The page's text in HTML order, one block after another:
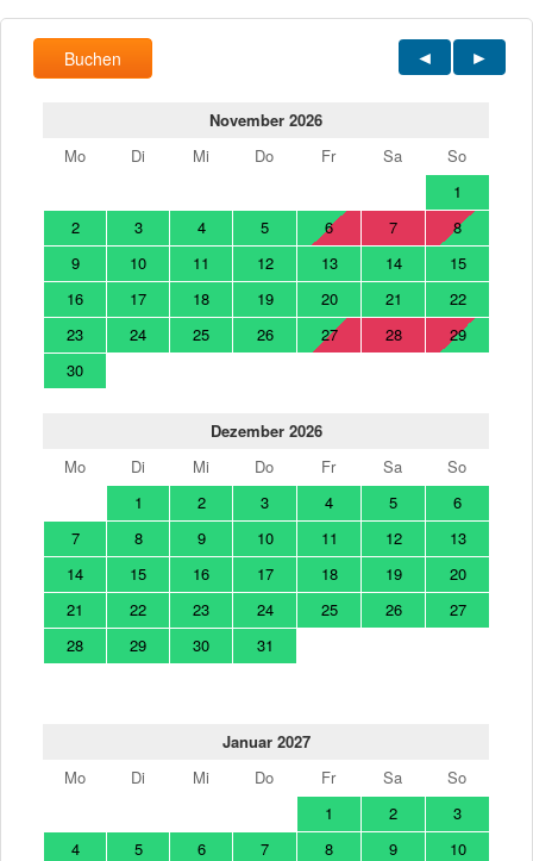
Buchen
November 2026
Mo
Di Mi Do Fr Sa
So
1
2
3 4 5 6 7
8
9
10 11 12 13 14
15
16
17 18 19 20 21
22
23
24 25 26 27 28
29
30
Dezember 2026
Mo
Di Mi Do Fr Sa
So
1
2 3 4 5
6
7
8 9 10 11 12
13
14
15 16 17 18 19
20
21
22 23 24 25 26
27
28
29 30 31
Januar 2027
Mo
Di Mi Do Fr Sa
So
1
2
3
4
5 6 7 8 9
10